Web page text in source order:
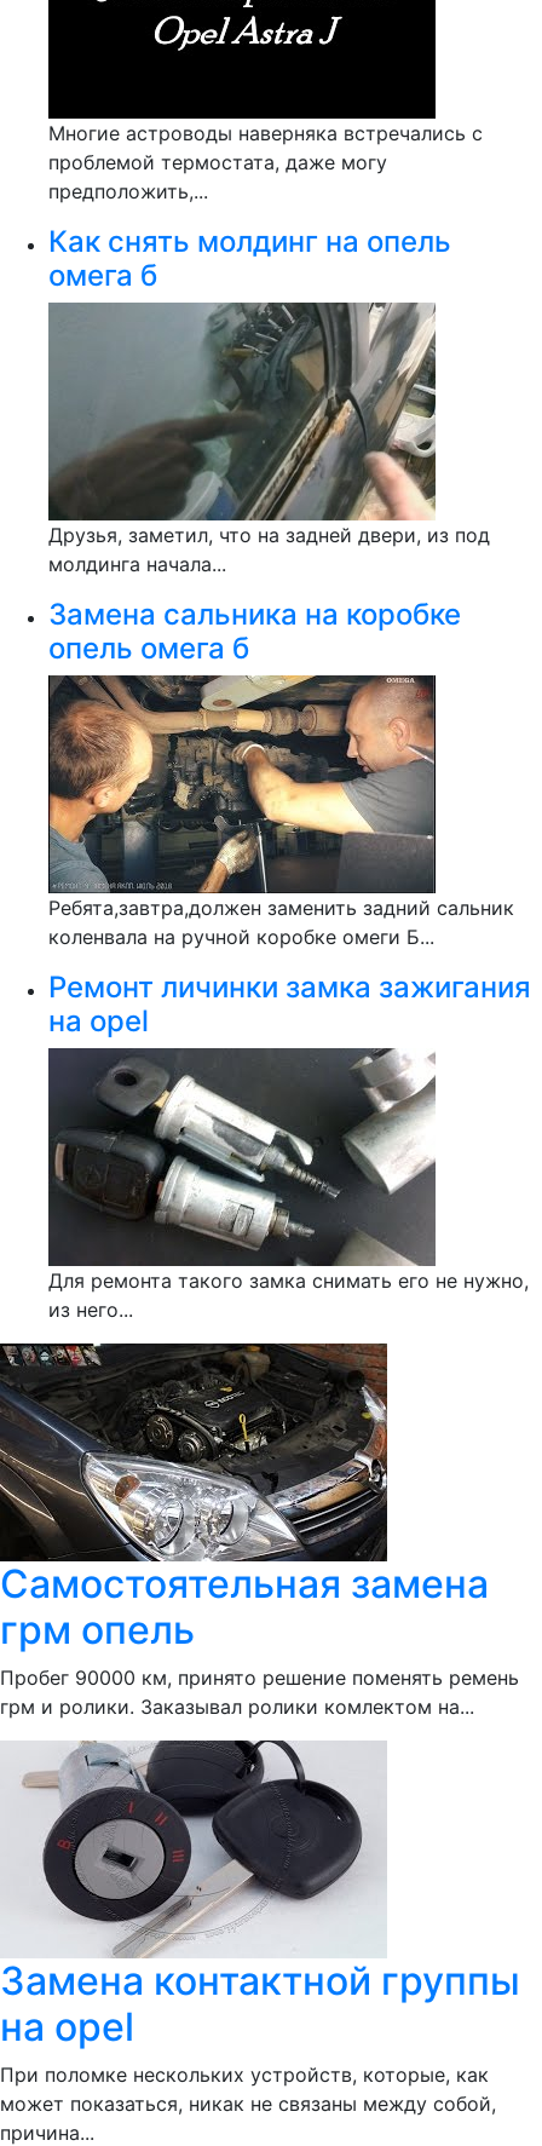
Многие астроводы наверняка встречались с
проблемой термостата, даже могу
предположить,...
Как снять молдинг на опель
омега б
Друзья, заметил, что на задней двери, из под
молдинга начала...
Замена сальника на коробке
опель омега б
Ребята,завтра,должен заменить задний сальник
коленвала на ручной коробке омеги Б...
Ремонт личинки замка зажигания
на opel
Для ремонта такого замка снимать его не нужно,
из него...
Самостоятельная замена
грм опель
Пробег 90000 км, принято решение поменять ремень
грм и ролики. Заказывал ролики комлектом на...
Замена контактной группы
на opel
При поломке нескольких устройств, которые, как
может показаться, никак не связаны между собой,
причина...